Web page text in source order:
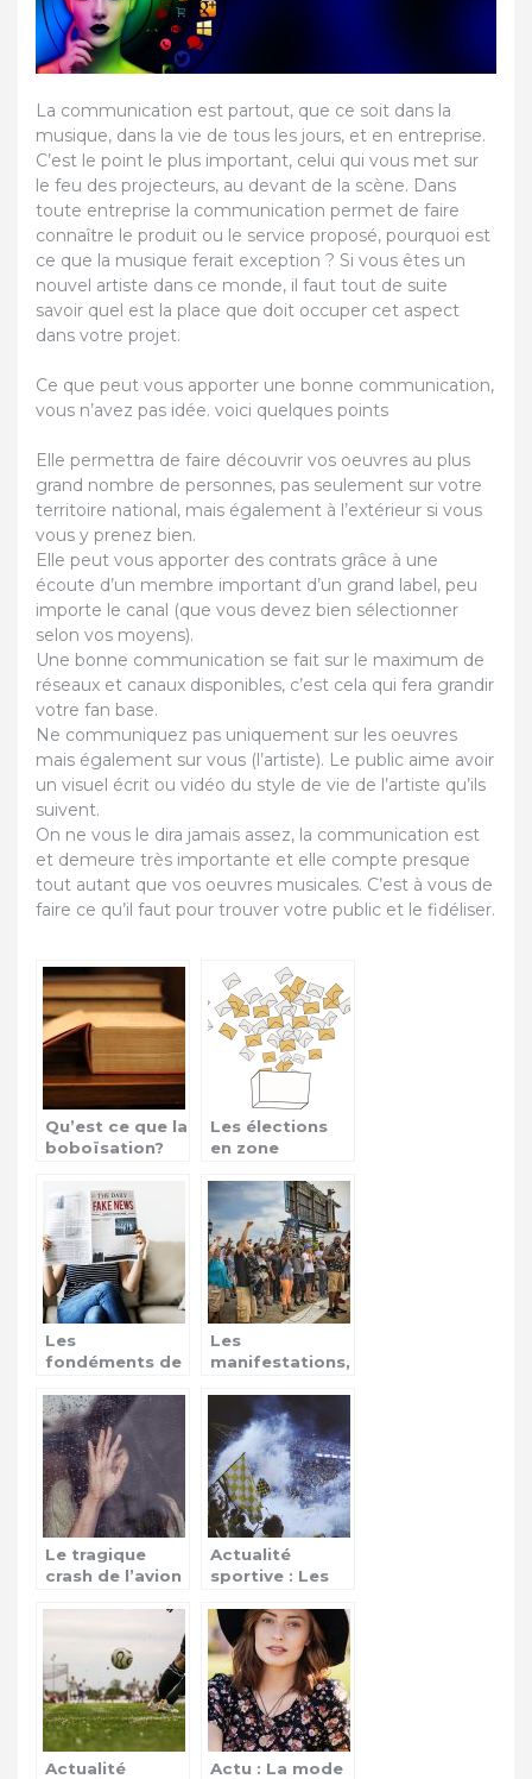
La communication est partout, que ce soit dans la
musique, dans la vie de tous les jours, et en entreprise.
C’est le point le plus important, celui qui vous met sur
le feu des projecteurs, au devant de la scène. Dans
toute entreprise la communication permet de faire
connaître le produit ou le service proposé, pourquoi est
ce que la musique ferait exception ? Si vous êtes un
nouvel artiste dans ce monde, il faut tout de suite
savoir quel est la place que doit occuper cet aspect
dans votre projet.
Ce que peut vous apporter une bonne communication,
vous n’avez pas idée. voici quelques points
Elle permettra de faire découvrir vos oeuvres au plus
grand nombre de personnes, pas seulement sur votre
territoire national, mais également à l’extérieur si vous
vous y prenez bien.
Elle peut vous apporter des contrats grâce à une
écoute d’un membre important d’un grand label, peu
importe le canal (que vous devez bien sélectionner
selon vos moyens).
Une bonne communication se fait sur le maximum de
réseaux et canaux disponibles, c’est cela qui fera grandir
votre fan base.
Ne communiquez pas uniquement sur les oeuvres
mais également sur vous (l’artiste). Le public aime avoir
un visuel écrit ou vidéo du style de vie de l’artiste qu’ils
suivent.
On ne vous le dira jamais assez, la communication est
et demeure très importante et elle compte presque
tout autant que vos oeuvres musicales. C’est à vous de
faire ce qu’il faut pour trouver votre public et le fidéliser.
Qu’est ce que la
boboïsation?
Les élections
en zone
source de
conflits
Les
fondéments de
Les
manifestations,
revendications
Le tragique
crash de l’avion
Actualité
sportive : Les
qualifications
Actualité
Actu : La mode